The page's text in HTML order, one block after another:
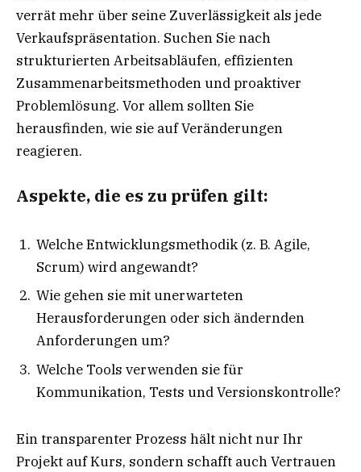
verrät mehr über seine Zuverlässigkeit als jede
Verkaufspräsentation. Suchen Sie nach
strukturierten Arbeitsabläufen, effizienten
Zusammenarbeitsmethoden und proaktiver
Problemlösung. Vor allem sollten Sie
herausfinden, wie sie auf Veränderungen
reagieren.
Aspekte, die es zu prüfen gilt:
Welche Entwicklungsmethodik (z. B. Agile,
Scrum) wird angewandt?
Wie gehen sie mit unerwarteten
Herausforderungen oder sich ändernden
Anforderungen um?
Welche Tools verwenden sie für
Kommunikation, Tests und Versionskontrolle?
Ein transparenter Prozess hält nicht nur Ihr
Projekt auf Kurs, sondern schafft auch Vertrauen